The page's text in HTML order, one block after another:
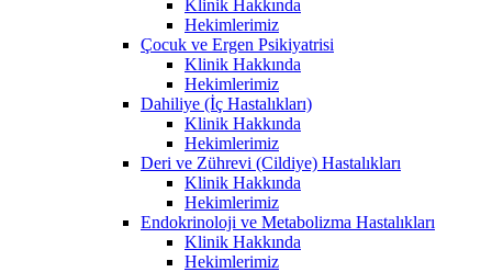
Klinik Hakkında
Hekimlerimiz
Çocuk ve Ergen Psikiyatrisi
Klinik Hakkında
Hekimlerimiz
Dahiliye (İç Hastalıkları)
Klinik Hakkında
Hekimlerimiz
Deri ve Zührevi (Cildiye) Hastalıkları
Klinik Hakkında
Hekimlerimiz
Endokrinoloji ve Metabolizma Hastalıkları
Klinik Hakkında
Hekimlerimiz